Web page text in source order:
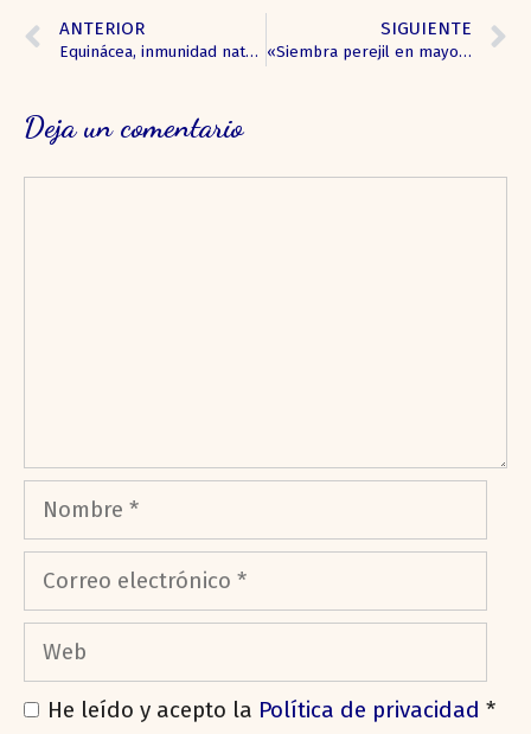
ANTERIOR
Equinácea, inmunidad natural
SIGUIENTE
«Siembra perejil en mayo y tendrás todo el año»
Deja un comentario
He leído y acepto la Política de privacidad *